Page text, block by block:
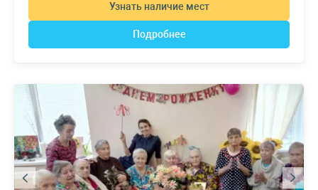
Узнать наличие мест
Подробнее